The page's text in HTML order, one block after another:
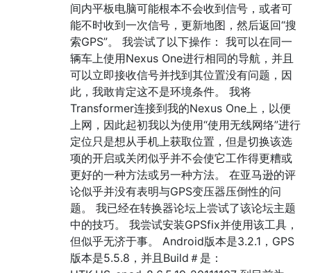
间内平板电脑可能根本不会收到信号，或者可
能不时收到一次信号，更新地图，然后返回“搜
索GPS”。 我尝试了以下操作： 我可以在同一
辆车上使用Nexus One进行相同的导航，并且
可以立即接收信号并找到其位置没有问题，因
此，我敢肯定这不是环境条件。 我将
Transformer连接到我的Nexus One上，以便
上网，因此起初我以为使用“使用无线网络”进行
定位只是想从手机上获取位置，但是切换该选
项的开启或关闭似乎并不会使它工作得更糟或
更好的一种方法或另一种方法。 在亚马逊的评
论似乎并没有表明与GPS变压器压倒性的问
题。 我已经在转换器论坛上尝试了该论坛主题
中的技巧。 我尝试安装GPSfix并使用该工具，
但似乎无济于事。 Android版本是3.2.1，GPS
版本是5.5.8，并且Build＃是：